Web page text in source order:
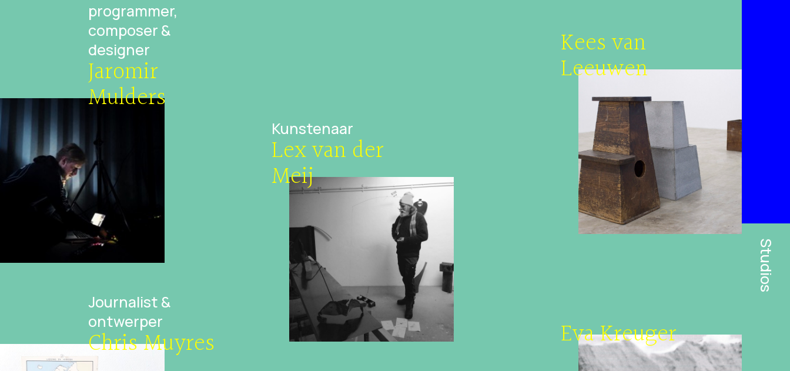
programmer,
composer &
designer
Jaromir
Mulders
Kunstenaar
Lex van der
Meij
Kees van
Leeuwen
Journalist &
ontwerper
Chris Muyres Eva Kreuger
Studios